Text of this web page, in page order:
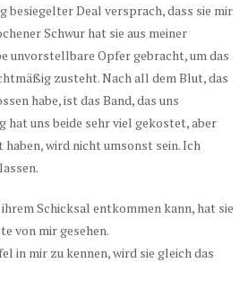
besiegelter Deal versprach, dass sie mir
Schwur hat sie aus meiner
unvorstellbare Opfer gebracht, um das
zusteht. Nach all dem Blut, das
habe, ist das Band, das uns
hat uns beide sehr viel gekostet, aber
wird nicht umsonst sein. Ich
Schicksal entkommen kann, hat sie
von mir gesehen.
in mir zu kennen, wird sie gleich das